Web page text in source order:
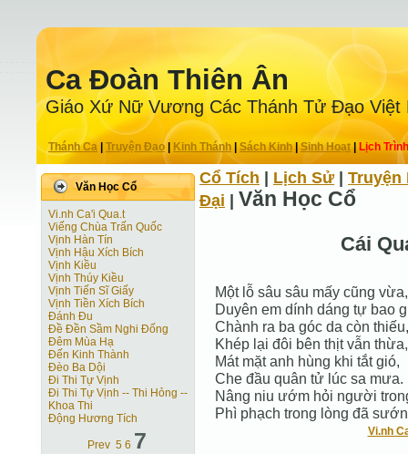
Ca Ðoàn Thiên Ân
Giáo Xứ Nữ Vương Các Thánh Tử Ðạo Việt
Thánh Ca Truyện Ðạo| Kinh Thánh Sách Kinh|Sinh Hoạt| Lịch Trình
Văn Học Cổ
Vi.nh Ca'i Qua.t
Viếng Chùa Trấn Quốc
Vịnh Hàn Tín
Vịnh Hậu Xích Bích
Vịnh Kiều
Vịnh Thúy Kiều
Vịnh Tiến Sĩ Giấy
Vịnh Tiền Xích Bích
Đánh Đu
Đề Đền Sầm Nghi Đống
Đêm Mùa Hạ
Đến Kinh Thành
Đèo Ba Dội
Đi Thi Tự Vịnh
Đi Thi Tự Vịnh -- Thi Hỏng --
Khoa Thi
Động Hương Tích
Prev 5 6 7
Cổ Tích Lịch Sử
Truyện
Ðại
Văn Học Cổ
Cái
Một lỗ sâu sâu mấy cũng vừa,
Duyên em dính dáng tự bao
Chành ra ba góc da còn thiếu,
Khép lại đôi bên thịt vẫn thừa,
Mát mặt anh hùng khi tắt gió,
Che đầu quân tử lúc sa mưa.
Nâng niu ướm hỏi người
Phì phạch trong lòng đã
Vi.nh